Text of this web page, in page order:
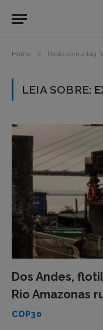
Home » Posts com a tag
LEIA SOBRE:
Dos Andes,
Rio Amazonas
COP30